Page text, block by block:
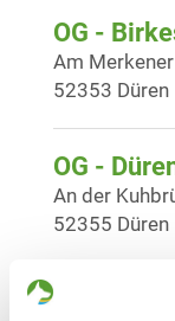
OG -
Am
52353 Düren
OG -
An der
52355 Düren
OG -